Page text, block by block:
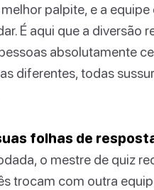
palpite, e a
É aqui que a diversão
absolutamente
diferentes, todas
folhas de
o mestre de quiz
trocam com outra